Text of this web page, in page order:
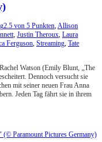
2.5 von 5 Punkten,Allison
, Justin Theroux, Laura
Ferguson, Streaming, Tate
Watson (Emily Blunt, „The
Dennoch versucht sie
mit seiner neuen Frau Anna
Jeden Tag fährt sie in ihrem